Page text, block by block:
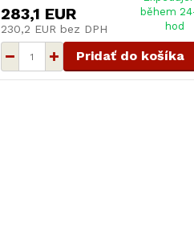
283,1 EUR
230,2 EUR bez DPH
během
hod
Pridať do košíka